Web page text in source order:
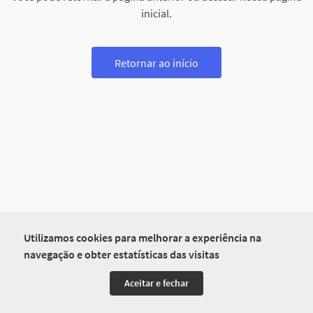
Utilizamos cookies para melhorar a experiência na
navegação e obter estatísticas das visitas
Aceitar e fechar
inicial.
Retornar ao início